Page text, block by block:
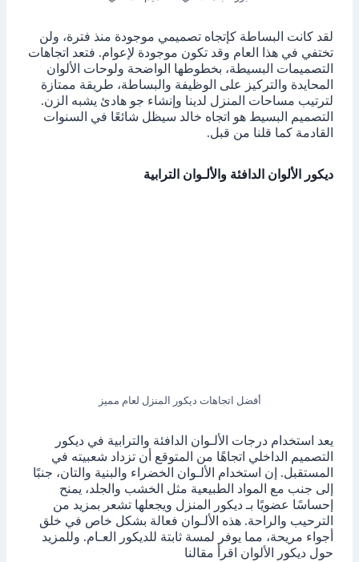
لقد كانت البساطة كإتجاه تصميمي موجودة منذ فترة، ولن
تختفي في هذا العام وقد تكون موجودة لإعوام. فتعد اتجاهات
التصميمات البسيطة، بخطوطها الواضحة ولوحات الألوان
المحايدة والتركيز على الوظيفة والبساطة، طريقة ممتازة
لترتيب مساحات المنزل لدينا وإنشاء جو هادئ يشبه الزن.
التصميم البسيط هو اتجاه خالد سيظل شائعًا في السنوات
القادمة كما قلنا من قبل.
ديكور الألوان الدافئة والألـوان الترابية
أفضل اتجاهات ديكور المنزل لعام مميز
يعد استخدام درجات الألـوان الدافئة والترابية في ديكور
التصميم الداخلي اتجاهًا من المتوقع أن تزداد شعبيته في
المستقبل. إن استخدام الألـوان الخضراء والبنية والتان، جنبًا
إلى جنب مع المواد الطبيعية مثل الخشب والجلد، يمنح
إحساسًا عضويًا بـ ديكور المنزل ويجعلها تشعر بمزيد من
الترحيب والراحة. هذه الألـوان فعالة بشكل خاص في خلق
أجواء مريحة، مما يوفر لمسة ثابتة للديكور العـام. وللمزيد
حول ديكور الألوان اقرأ مقالنا